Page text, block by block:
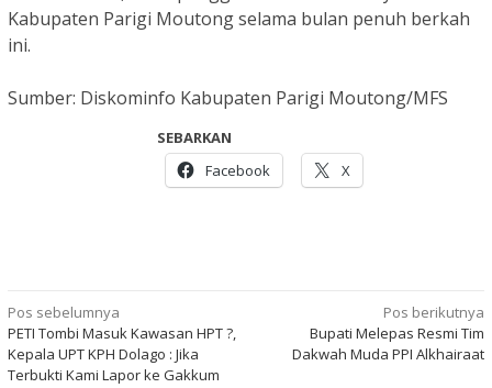
Kabupaten Parigi Moutong selama bulan penuh berkah
ini.
Sumber: Diskominfo Kabupaten Parigi Moutong/MFS
SEBARKAN
Facebook
X
Navigasi
pos
Pos sebelumnya
PETI Tombi Masuk Kawasan HPT ?,
Kepala UPT KPH Dolago : Jika
Terbukti Kami Lapor ke Gakkum
Pos berikutnya
Bupati Melepas Resmi Tim
Dakwah Muda PPI Alkhairaat